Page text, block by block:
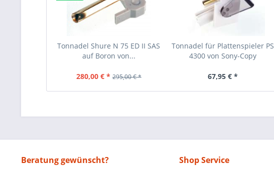
Tonnadel Shure N 75 ED II SAS
auf Boron von...
280,00 € * 295,00 € *
Tonnadel für Plattenspieler PS
4300 von Sony-Copy
67,95 € *
Beratung gewünscht? Shop Service